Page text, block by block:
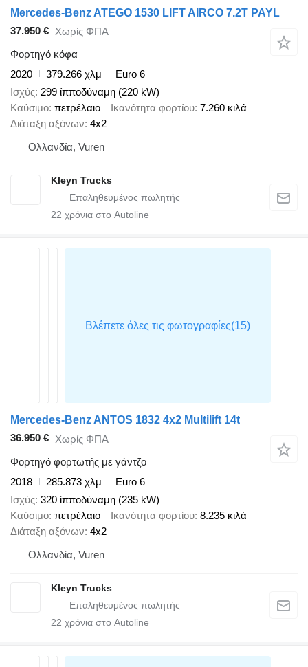
Mercedes-Benz ATEGO 1530 LIFT AIRCO 7.2T PAYL
37.950 € Χωρίς ΦΠΑ
Φορτηγό κόφα
2020
379.266 χλμ
Euro 6
Ισχύς 299 ίπποδύναμη (220 kW)
Καύσιμο πετρέλαιο Ικανότητα φορτίου 7.260 κιλά
Διάταξη αξόνων 4x2
Ολλανδία, Vuren
Kleyn Trucks
22 χρόνια στο Autoline
Mercedes-Benz ANTOS 1832 4x2 Multilift 14t
36.950 € Χωρίς ΦΠΑ
Φορτηγό φορτωτής με γάντζο
2018
285.873 χλμ
Euro 6
Ισχύς 320 ίπποδύναμη (235 kW)
Καύσιμο πετρέλαιο Ικανότητα φορτίου 8.235 κιλά
Διάταξη αξόνων 4x2
Ολλανδία, Vuren
Kleyn Trucks
22 χρόνια στο Autoline